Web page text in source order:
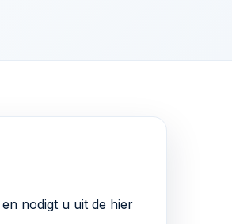
nodigt u uit de hier